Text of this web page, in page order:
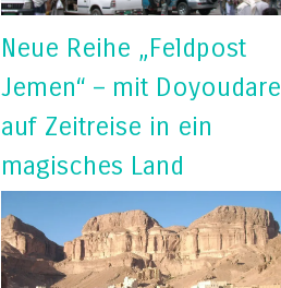
Neue Reihe „Feldpost
Jemen“ – mit Doyoudare
auf Zeitreise in ein
magisches Land